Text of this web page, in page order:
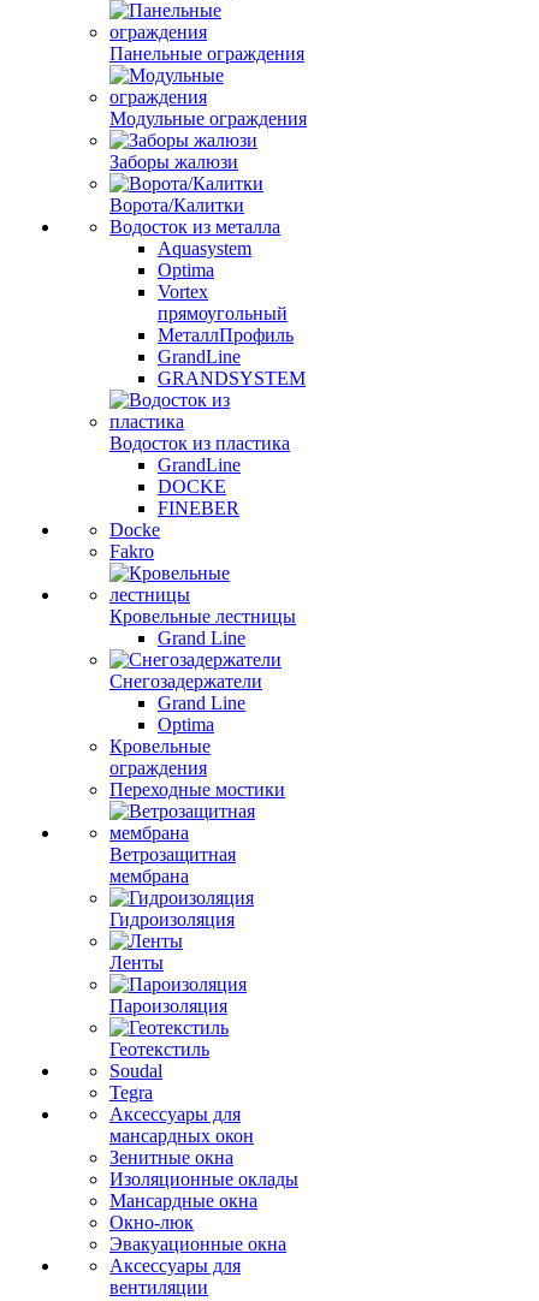
Панельные ограждения
Модульные ограждения
Заборы жалюзи
Ворота/Калитки
Водосток из металла
Aquasystem
Optima
Vortex
прямоугольный
МеталлПрофиль
GrandLine
GRANDSYSTEM
Водосток из пластика
GrandLine
DOCKE
FINEBER
Docke
Fakro
Кровельные лестницы
Grand Line
Снегозадержатели
Grand Line
Optima
Кровельные
ограждения
Переходные мостики
Ветрозащитная
мембрана
Гидроизоляция
Ленты
Пароизоляция
Геотекстиль
Soudal
Tegra
Аксессуары для
мансардных окон
Зенитные окна
Изоляционные оклады
Мансардные окна
Окно-люк
Эвакуационные окна
Аксессуары для
вентиляции